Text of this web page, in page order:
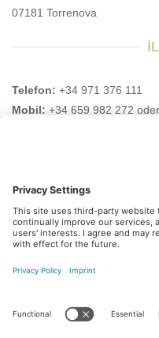
07181 Torrenova
Telefon: +34 971 376 111
Mobil: +34 659 982 272
ilk siz haberdar olun.